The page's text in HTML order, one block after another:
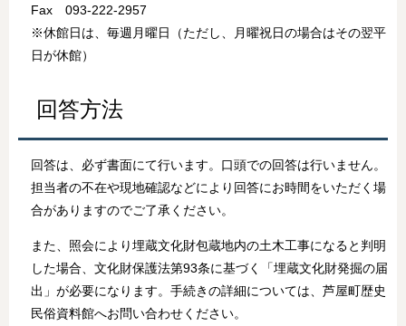
Fax 093-222-2957
※休館日は、毎週月曜日（ただし、月曜祝日の場合はその翌平
日が休館）
回答方法
回答は、必ず書面にて行います。口頭での回答は行いません。
担当者の不在や現地確認などにより回答にお時間をいただく場
合がありますのでご了承ください。
また、照会により埋蔵文化財包蔵地内の土木工事になると判明
した場合、文化財保護法第93条に基づく「埋蔵文化財発掘の届
出」が必要になります。手続きの詳細については、芦屋町歴史
民俗資料館へお問い合わせください。